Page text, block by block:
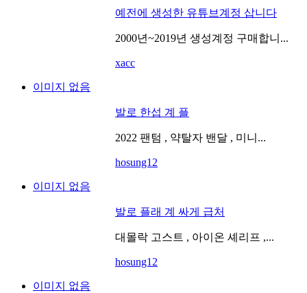
예전에 생성한 유튜브계정 삽니다
2000년~2019년 생성계정 구매합니...
xacc
이미지 없음
발로 한섭 계 플
2022 팬텀 , 약탈자 밴달 , 미니...
hosung12
이미지 없음
발로 플래 계 싸게 급처
대몰락 고스트 , 아이온 셰리프 ,...
hosung12
이미지 없음